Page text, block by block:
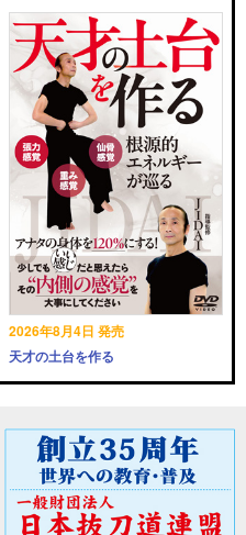
2026年8月4日 発売
天才の土台を作る